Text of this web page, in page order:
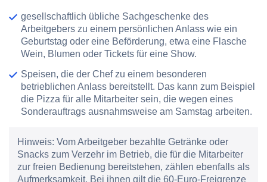
gesellschaftlich übliche Sachgeschenke des
Arbeitgebers zu einem persönlichen Anlass wie ein
Geburtstag oder eine Beförderung, etwa eine Flasche
Wein, Blumen oder Tickets für eine Show.
Speisen, die der Chef zu einem besonderen
betrieblichen Anlass bereitstellt. Das kann zum Beispiel
die Pizza für alle Mitarbeiter sein, die wegen eines
Sonderauftrags ausnahmsweise am Samstag arbeiten.
Hinweis: Vom Arbeitgeber bezahlte Getränke oder
Snacks zum Verzehr im Betrieb, die für die Mitarbeiter
zur freien Bedienung bereitstehen, zählen ebenfalls als
Aufmerksamkeit. Bei ihnen gilt die 60-Euro-Freigrenze